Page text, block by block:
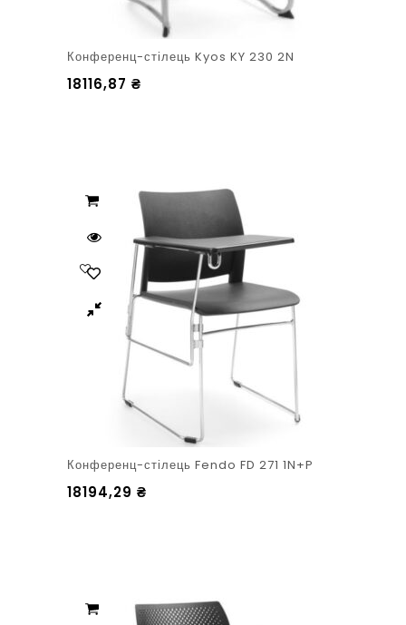
Конференц-стілець Kyos KY 230 2N
18116,87 ₴
Конференц-стілець Fendo FD 271 1N+P
18194,29 ₴